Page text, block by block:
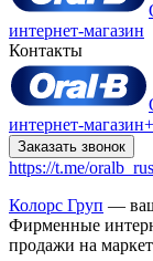
интернет-магазин
Контакты
интернет-магазин
Заказать звонок
https://t.me/
Колорс Груп — ваш
Фирменные
продажи на